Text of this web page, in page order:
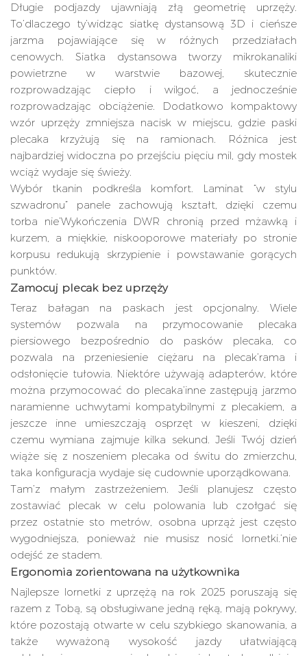
Długie podjazdy ujawniają złą geometrię uprzęży.
To’dlaczego ty’widząc siatkę dystansową 3D i cieńsze
jarzma pojawiające się w różnych przedziałach
cenowych. Siatka dystansowa tworzy mikrokanaliki
powietrzne w warstwie bazowej, skutecznie
rozprowadzając ciepło i wilgoć, a jednocześnie
rozprowadzając obciążenie. Dodatkowo kompaktowy
wzór uprzęży zmniejsza nacisk w miejscu, gdzie paski
plecaka krzyżują się na ramionach. Różnica jest
najbardziej widoczna po przejściu pięciu mil, gdy mostek
wciąż wydaje się świeży.
Wybór tkanin podkreśla komfort. Laminat “w stylu
szwadronu” panele zachowują kształt, dzięki czemu
torba nie’Wykończenia DWR chronią przed mżawką i
kurzem, a miękkie, niskooporowe materiały po stronie
korpusu redukują skrzypienie i powstawanie gorących
punktów.
Zamocuj plecak bez uprzęży
Teraz bałagan na paskach jest opcjonalny. Wiele
systemów pozwala na przymocowanie plecaka
piersiowego bezpośrednio do pasków plecaka, co
pozwala na przeniesienie ciężaru na plecak’rama i
odsłonięcie tułowia. Niektóre używają adapterów, które
można przymocować do plecaka’inne zastępują jarzmo
naramienne uchwytami kompatybilnymi z plecakiem, a
jeszcze inne umieszczają osprzęt w kieszeni, dzięki
czemu wymiana zajmuje kilka sekund. Jeśli Twój dzień
wiąże się z noszeniem plecaka od świtu do zmierzchu,
taka konfiguracja wydaje się cudownie uporządkowana.
Tam’z małym zastrzeżeniem. Jeśli planujesz często
zostawiać plecak w celu polowania lub czołgać się
przez ostatnie sto metrów, osobna uprząż jest często
wygodniejsza, ponieważ nie musisz nosić lornetki.’nie
odejść ze stadem.
Ergonomia zorientowana na użytkownika
Najlepsze lornetki z uprzężą na rok 2025 poruszają się
razem z Tobą, są obsługiwane jedną ręką, mają pokrywy,
które pozostają otwarte w celu szybkiego skanowania, a
także wyważoną wysokość jazdy ułatwiającą